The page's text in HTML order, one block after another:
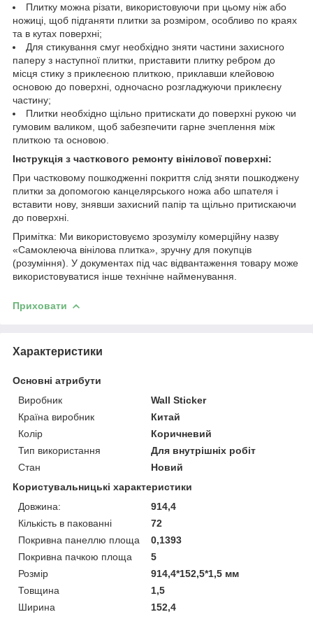
Плитку можна різати, використовуючи при цьому ніж або
ножиці, щоб підганяти плитки за розміром, особливо по краях
та в кутах поверхні;
Для стикування смуг необхідно зняти частини захисного
паперу з наступної плитки, приставити плитку ребром до
місця стику з приклеєною плиткою, приклавши клейовою
основою до поверхні, одночасно розгладжуючи приклеєну
частину;
Плитки необхідно щільно притискати до поверхні рукою чи
гумовим валиком, щоб забезпечити гарне зчеплення між
плиткою та основою.
Інструкція з часткового ремонту вінілової поверхні:
При частковому пошкодженні покриття слід зняти пошкоджену
плитки за допомогою канцелярського ножа або шпателя і
вставити нову, знявши захисний папір та щільно притискаючи
до поверхні.
Примітка: Ми використовуємо зрозумілу комерційну назву
«Самоклеюча вінілова плитка», зручну для покупців
(розуміння). У документах під час відвантаження товару може
використовуватися інше технічне найменування.
Приховати
Характеристики
Основні атрибути
Виробник
Wall Sticker
Країна виробник
Китай
Колір
Коричневий
Тип використання
Для внутрішніх робіт
Стан
Новий
Користувальницькі характеристики
Довжина:
914,4
Кількість в пакованні
72
Покривна панеллю площа
0,1393
Покривна пачкою площа
5
Розмір
914,4*152,5*1,5 мм
Товщина
1,5
Ширина
152,4